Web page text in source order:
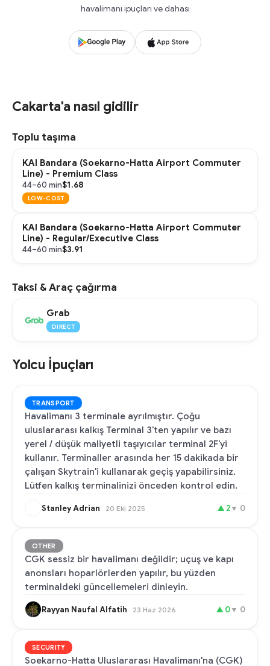
havalimanı ipuçları ve dahası
Cakarta'a nasıl gidilir
Toplu taşıma
KAI Bandara (Soekarno-Hatta Airport Commuter
Line) - Premium Class
44–60 min$1.68
LOW-COST
KAI Bandara (Soekarno-Hatta Airport Commuter
Line) - Regular/Executive Class
44–60 min$3.91
Taksi & Araç çağırma
Grab
DIRECT
Yolcu İpuçları
TRANSPORT
Havalimanı 3 terminale ayrılmıştır. Çoğu
uluslararası kalkış Terminal 3'ten yapılır ve bazı
yerel / düşük maliyetli taşıyıcılar terminal 2F'yi
kullanır. Terminaller arasında her 15 dakikada bir
çalışan Skytrain'i kullanarak geçiş yapabilirsiniz.
Lütfen kalkış terminalinizi önceden kontrol edin.
Stanley Adrian 20 Eki 2025 ▲ 2▼ 0
OTHER
CGK sessiz bir havalimanı değildir; uçuş ve kapı
anonsları hoparlörlerden yapılır, bu yüzden
terminaldeki güncellemeleri dinleyin.
Rayyan Naufal Alfatih 23 Haz 2026 ▲ 0▼ 0
SECURITY
Soekarno-Hatta Uluslararası Havalimanı'na (CGK)